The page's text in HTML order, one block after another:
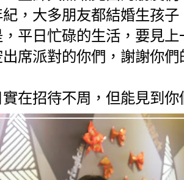
，大多朋友都結婚生孩
平日忙碌的生活，要見
席派對的你們，謝謝你們
在招待不周，但能見到